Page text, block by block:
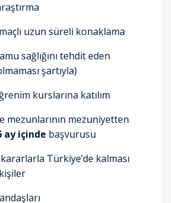
uzun süreli konaklama
sağlığını tehdit eden
şartıyla)
kurslarına katılım
mezunlarının mezuniyetten
ay içinde başvurusu
Türkiye’de kalması